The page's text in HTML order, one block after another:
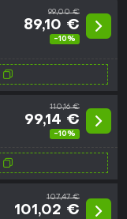
99,00 €
89,10 €
-10%
110,16 €
99,14 €
-10%
107,47 €
101,02 €